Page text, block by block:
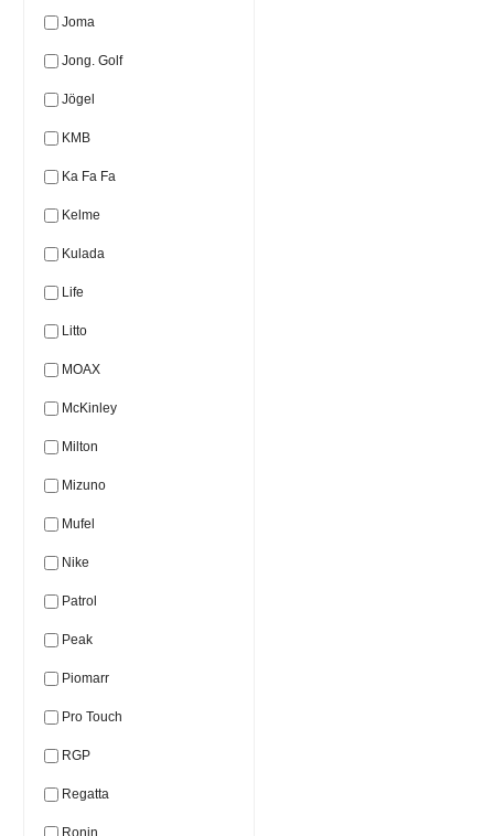
Joma
Jong. Golf
Jögel
KMB
Ka Fa Fa
Kelme
Kulada
Life
Litto
MOAX
McKinley
Milton
Mizuno
Mufel
Nike
Patrol
Peak
Piomarr
Pro Touch
RGP
Regatta
Ronin